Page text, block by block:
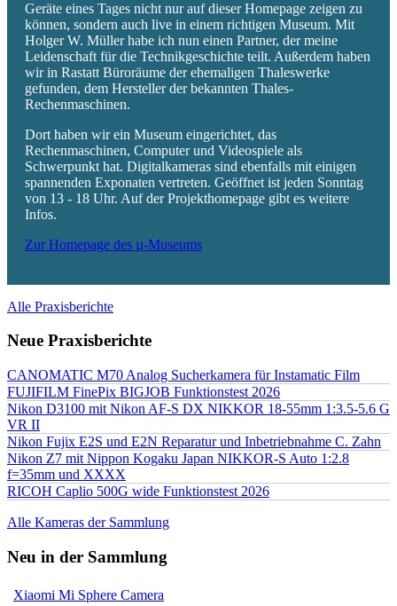
Geräte eines Tages nicht nur auf dieser Homepage zeigen zu
können, sondern auch live in einem richtigen Museum. Mit
Holger W. Müller habe ich nun einen Partner, der meine
Leidenschaft für die Technikgeschichte teilt. Außerdem haben
wir in Rastatt Büroräume der ehemaligen Thaleswerke
gefunden, dem Hersteller der bekannten Thales-
Rechenmaschinen.
Dort haben wir ein Museum eingerichtet, das
Rechenmaschinen, Computer und Videospiele als
Schwerpunkt hat. Digitalkameras sind ebenfalls mit einigen
spannenden Exponaten vertreten. Geöffnet ist jeden Sonntag
von 13 - 18 Uhr. Auf der Projekthomepage gibt es weitere
Infos.
Zur Homepage des µ-Museums
Alle Praxisberichte
Neue Praxisberichte
CANOMATIC M70 Analog Sucherkamera für Instamatic Film
FUJIFILM FinePix BIGJOB Funktionstest 2026
Nikon D3100 mit Nikon AF-S DX NIKKOR 18-55mm 1:3.5-5.6 G
VR II
Nikon Fujix E2S und E2N Reparatur und Inbetriebnahme C. Zahn
Nikon Z7 mit Nippon Kogaku Japan NIKKOR-S Auto 1:2.8
f=35mm und XXXX
RICOH Caplio 500G wide Funktionstest 2026
Alle Kameras der Sammlung
Neu in der Sammlung
Xiaomi Mi Sphere Camera